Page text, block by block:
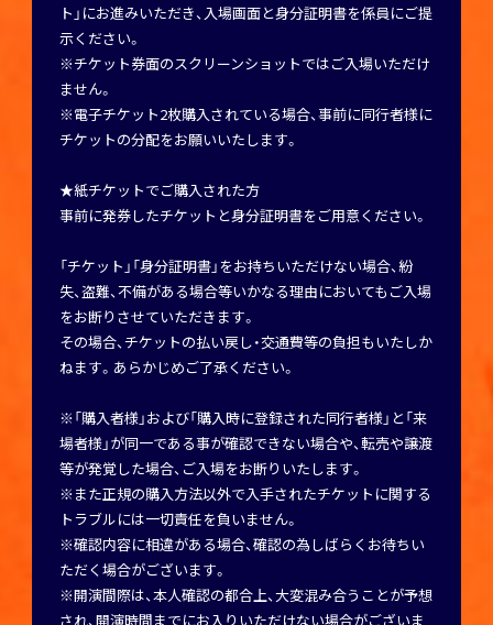
ト」にお進みいただき、入場画面と身分証明書を係員にご提
示ください。
※チケット券面のスクリーンショットではご入場いただけ
ません。
※電子チケット2枚購入されている場合、事前に同行者様に
チケットの分配をお願いいたします。
★紙チケットでご購入された方
事前に発券したチケットと身分証明書をご用意ください。
「チケット」「身分証明書」をお持ちいただけない場合、紛
失、盗難、不備がある場合等いかなる理由においてもご入場
をお断りさせていただきます。
その場合、チケットの払い戻し・交通費等の負担もいたしか
ねます。あらかじめご了承ください。
※「購入者様」および「購入時に登録された同行者様」と「来
場者様」が同一である事が確認できない場合や、転売や譲渡
等が発覚した場合、ご入場をお断りいたします。
※また正規の購入方法以外で入手されたチケットに関する
トラブルには一切責任を負いません。
※確認内容に相違がある場合、確認の為しばらくお待ちい
ただく場合がございます。
※開演間際は、本人確認の都合上、大変混み合うことが予想
され、開演時間までにお入りいただけない場合がございま